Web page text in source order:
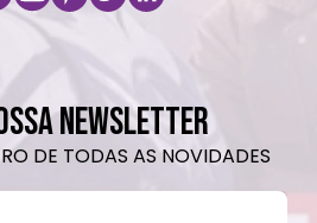
NEWSLETTER
DE TODAS AS NOVIDADES